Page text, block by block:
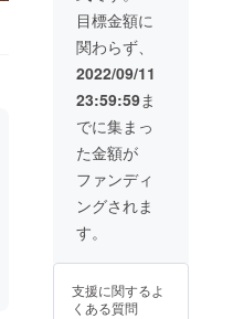
ク -------
-----------
-----------
■サメポ
リーと
同等品
です。
サメ
フィ
ギュ
ア 1
個 プレ
6個 ダ
ス
目標金額に
関わらず、
2022/09/11
23:59:59ま
でに集まっ
た金額が
ファンディ
ングされま
す。
支援に関するよ
くある質問